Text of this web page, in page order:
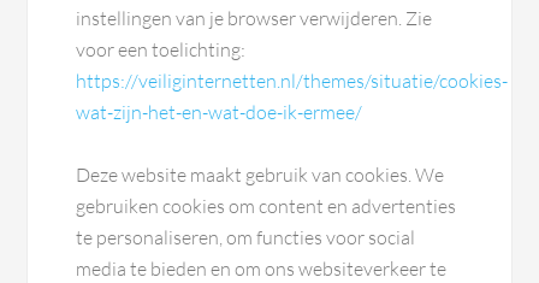
instellingen van je browser verwijderen. Zie
voor een toelichting:
https://veiliginternetten.nl/themes/situatie/cookies-
wat-zijn-het-en-wat-doe-ik-ermee/
Deze website maakt gebruik van cookies. We
gebruiken cookies om content en advertenties
te personaliseren, om functies voor social
media te bieden en om ons websiteverkeer te